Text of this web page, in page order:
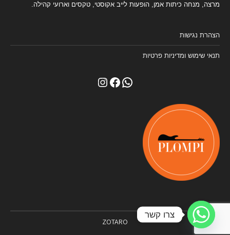
מרצה, מנחה כיתות אמן, הופעות לייב אקוסטי, טקסים וארועי קהילה.
הצהרת נגישות
תנאי שימוש ומדיניות פרטיות
WhatsApp
Facebook
Instagram
ZOTARO
צרו קשר